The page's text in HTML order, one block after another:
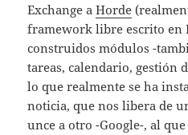
Exchange aHorde
framework libre escrito en
construidos módulos -
tareas, calendario, gestión
lo que realmente se ha
noticia, que nos libera de
unce a otro -Google-, al